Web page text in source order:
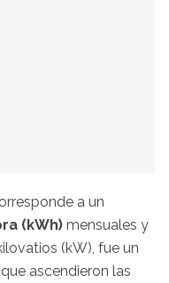
a un
(kWh) mensuales y
(kW), fue un
ascendieron las